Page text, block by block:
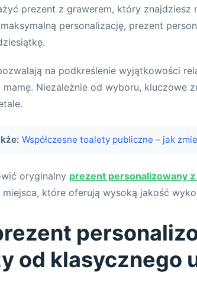
prezent z grawerem, który znajdziesz
personalizację, prezent
na podkreślenie wyjątkowości
Niezależnie od wyboru, kluczowe
Współczesne toalety publiczne – jak
oryginalny prezent personalizowany
które oferują wysoką jakość
od klasycznego